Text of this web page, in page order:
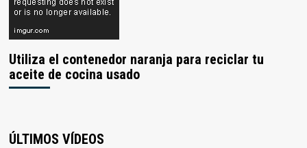
Utiliza el contenedor naranja para reciclar tu
aceite de cocina usado
ÚLTIMOS VÍDEOS